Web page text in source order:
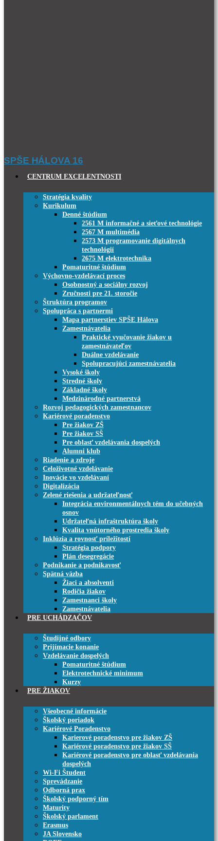
SPŠE HÁLOVA 16
CENTRUM EXCELENTNOSTI
Stratégia kvality
Kurikulum
Denné štúdium
2561 M informačné a sieťové technológie
2567 M multimédia
2573 M programovanie digitálnych
technológií
2675 M elektrotechnika
Pomaturitné štúdium
Výchovno-vzdelávací proces
Osobnostný a sociálny rozvoj
Zručnosti pre 21. storočie
Štruktúra programov
Spolupráca s partnermi
Mapa partnerstiev SPŠE Hálova
Zamestnávatelia
Praktické vyučovanie žiakov u
zamestnávateľov
Duálne vzdelávanie
Spolupracujúci zamestnávatelia
Vysoké školy
Stredné školy
Základné školy
Medzinárodné partnerstvá
Rozvoj pedagogických zamestnancov
Kariérové poradenstvo
Pre žiakov ZŠ
Pre žiakov SŠ
Pre oblasť vzdelávania dospelých
Alumni klub
Riadenie a zdroje
Celoživotné vzdelávanie
Inovácie vo vzdelávaní
Digitalizácia
Zelené riešenia a udržateľnosť
Integrácia environmentálnych tém do učebných
osnov
Udržateľná infraštruktúra školy
Kvalita vnútorného prostredia školy
Inklúzia a rovnosť príležitostí
Stratégia podpory
Plán desegregácie
Podnikanie a podnikavosť
Spätná väzba
Žiaci a absolventi
Rodičia žiakov
Zamestnanci školy
Zamestnávatelia
PRE UCHÁDZAČOV
Študijné odbory
Prijímacie konanie
Vzdelávanie dospelých
Pomaturitné štúdium
Elektrotechnické minimum
Kurzy
PRE ŽIAKOV
Všeobecné informácie
Školský poriadok
Kariérové Poradenstvo
Karierové poradenstvo pre žiakov ZŠ
Kariérové poradenstvo pre žiakov SŠ
Kariérové poradenstvo pre oblasť vzdelávania
dospelých
Wi-Fi Študent
Sprevádzanie
Odborná prax
Školský podporný tím
Maturity
Školský parlament
Erasmus
JA Slovensko